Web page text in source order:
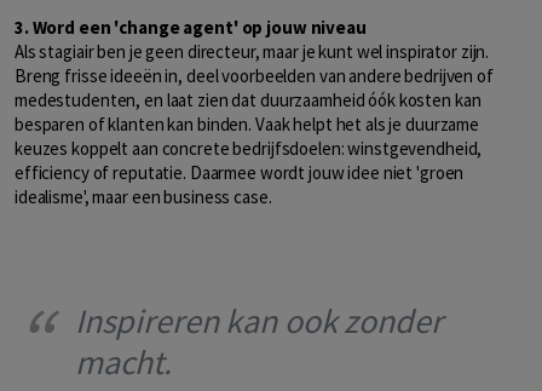
3. Word een 'change agent' op jouw niveau
Als stagiair ben je geen directeur, maar je kunt wel inspirator zijn.
Breng frisse ideeën in, deel voorbeelden van andere bedrijven of
medestudenten, en laat zien dat duurzaamheid óók kosten kan
besparen of klanten kan binden. Vaak helpt het als je duurzame
keuzes koppelt aan concrete bedrijfsdoelen: winstgevendheid,
efficiency of reputatie. Daarmee wordt jouw idee niet 'groen
idealisme', maar een business case.
Inspireren kan ook zonder
macht.